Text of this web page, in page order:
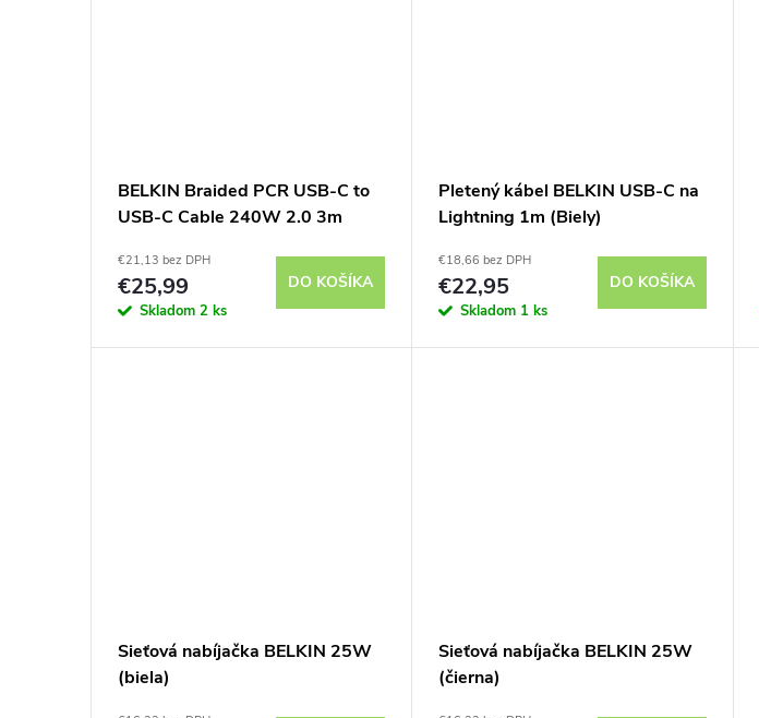
BELKIN Braided PCR USB-C to
USB-C Cable 240W 2.0 3m
€21,13 bez DPH
€25,99
Skladom 2 ks
DO KOŠÍKA
Pletený kábel BELKIN USB-C na
Lightning 1m (Biely)
€18,66 bez DPH
€22,95
Skladom 1 ks
DO KOŠÍKA
Sieťová nabíjačka BELKIN 25W
(biela)
Sieťová nabíjačka BELKIN 25W
(čierna)